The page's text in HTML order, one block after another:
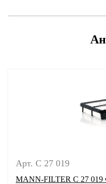
Арт. C 27 019
MANN-FILTER C 27 019